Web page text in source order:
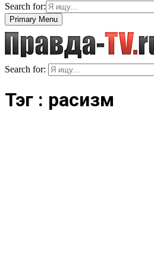
Search for:
Primary Menu
Search for:
Тэг : расизм